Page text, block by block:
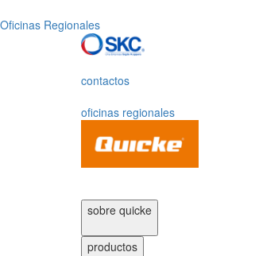
Oficinas Regionales
contactos
oficinas regionales
sobre quicke
productos